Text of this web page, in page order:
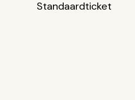
Standaardticket